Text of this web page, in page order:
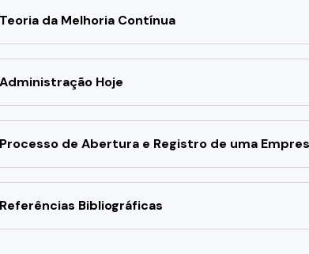
Teoria da Melhoria Contínua
Administração Hoje
Processo de Abertura e Registro de uma
Referências Bibliográficas